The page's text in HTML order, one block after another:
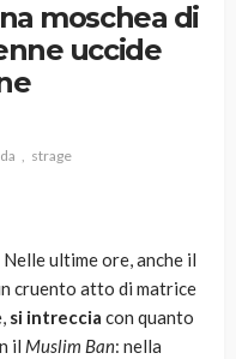
moschea di
uccide
strage
Nelle ultime ore, anche il
cruento atto di matrice
si intreccia con quanto
il Muslim Ban: nella